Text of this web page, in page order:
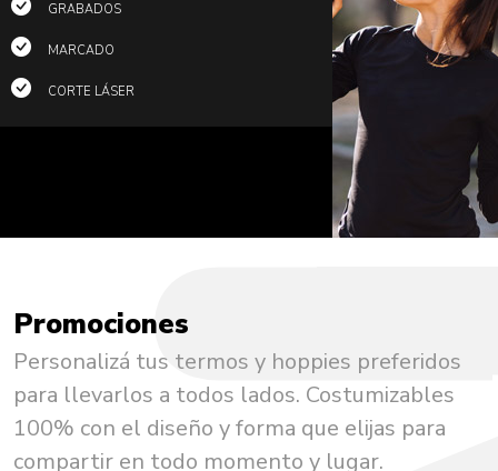
GRABADOS
MARCADO
CORTE LÁSER
Promociones
Personalizá tus termos y hoppies preferidos
para llevarlos a todos lados. Costumizables
100% con el diseño y forma que elijas para
compartir en todo momento y lugar.